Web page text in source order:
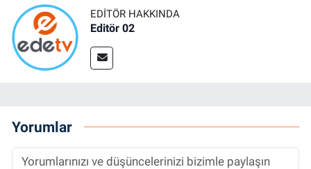
EDITÖR HAKKINDA
Editör 02
Yorumlar